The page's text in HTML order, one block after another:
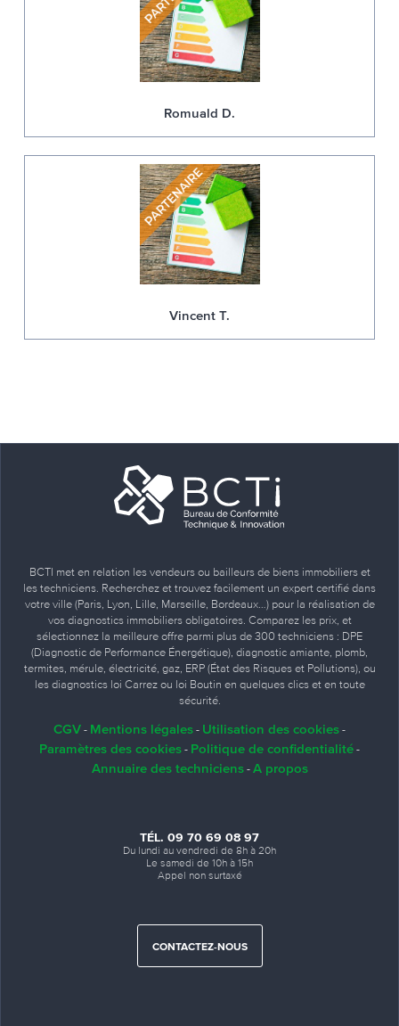
Romuald D.
Vincent T.
BCTI met en relation les vendeurs ou bailleurs de biens immobiliers et
les techniciens. Recherchez et trouvez facilement un expert certifié dans
votre ville (Paris, Lyon, Lille, Marseille, Bordeaux…) pour la réalisation de
vos diagnostics immobiliers obligatoires. Comparez les prix, et
sélectionnez la meilleure offre parmi plus de 300 techniciens : DPE
(Diagnostic de Performance Énergétique), diagnostic amiante, plomb,
termites, mérule, électricité, gaz, ERP (État des Risques et Pollutions), ou
les diagnostics loi Carrez ou loi Boutin en quelques clics et en toute
sécurité.
CGV - Mentions légales - Utilisation des cookies -
Paramètres des cookies - Politique de confidentialité -
Annuaire des techniciens- A propos
TÉL. 09 70 69 08 97
Du lundi au vendredi de 8h à 20h
Le samedi de 10h à 15h
Appel non surtaxé
CONTACTEZ-NOUS